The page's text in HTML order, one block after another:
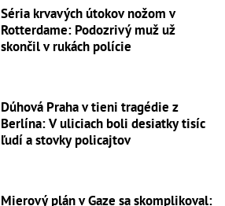
Séria krvavých útokov nožom v
Rotterdame: Podozrivý muž už
skončil v rukách polície
Dúhová Praha v tieni tragédie z
Berlína: V uliciach boli desiatky tisíc
ľudí a stovky policajtov
Mierový plán v Gaze sa skomplikoval: